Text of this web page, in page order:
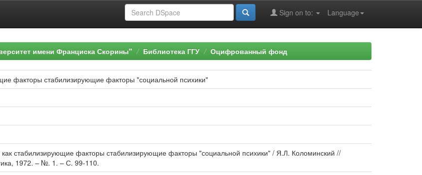
Language
Sign on to:
имени Франциска Скорины" Библиотека ГГУ Оцифрованный фонд
факторы стабилизирующие факторы "социальной психики"
стабилизирующие факторы стабилизирующие факторы "социальной психики" / Я.Л. Коломинский //
1972. – №. 1. – С. 99-110.